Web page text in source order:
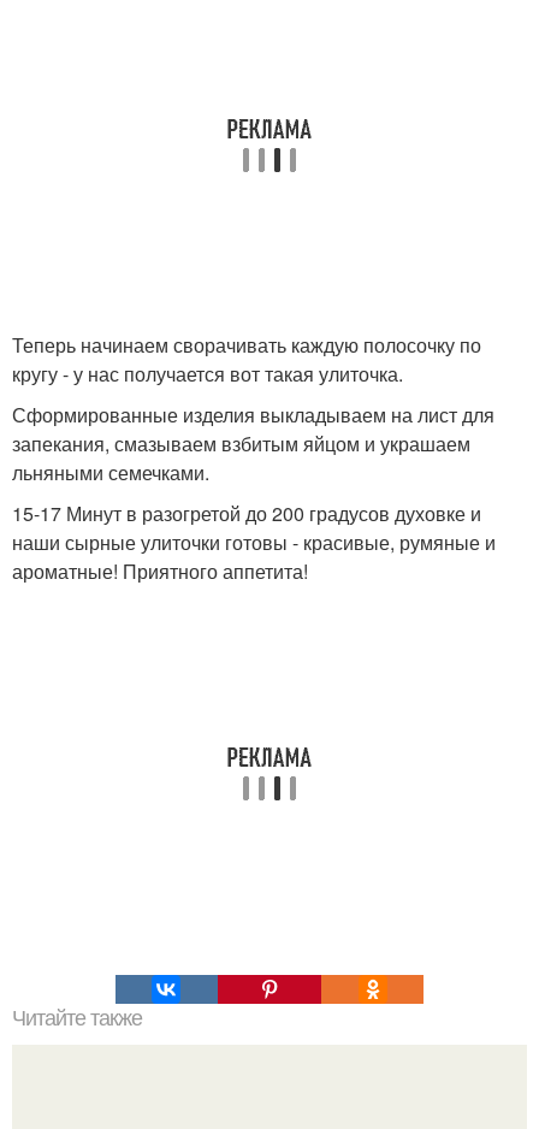
Теперь начинаем сворачивать каждую полосочку по
кругу - у нас получается вот такая улиточка.
Сформированные изделия выкладываем на лист для
запекания, смазываем взбитым яйцом и украшаем
льняными семечками.
15-17 Минут в разогретой до 200 градусов духовке и
наши сырные улиточки готовы - красивые, румяные и
ароматные! Приятного аппетита!
Читайте также